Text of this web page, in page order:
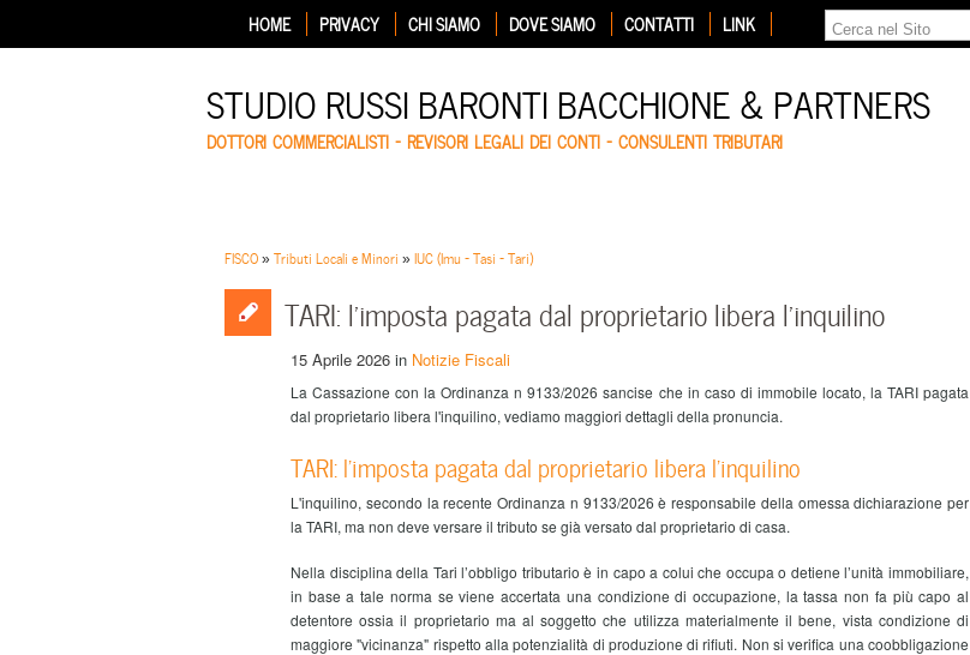
HOME PRIVACY CHI SIAMO DOVE SIAMO CONTATTI LINK
STUDIO RUSSI BARONTI BACCHIONE & PARTNERS
DOTTORI COMMERCIALISTI – REVISORI LEGALI DEI CONTI – CONSULENTI TRIBUTARI
FISCO»Tributi Locali e Minori »IUC (Imu - Tasi - Tari)
TARI: l’imposta pagata dal proprietario libera l’inquilino
15 Aprile 2026 in Notizie Fiscali
La Cassazione con la Ordinanza n 9133/2026 sancise che in caso di immobile locato, la TARI pagata
dal proprietario libera l'inquilino, vediamo maggiori dettagli della pronuncia.
TARI: l’imposta pagata dal proprietario libera l’inquilino
L'inquilino, secondo la recente Ordinanza n 9133/2026 è responsabile della omessa dichiarazione per
la TARI, ma non deve versare il tributo se già versato dal proprietario di casa.
Nella disciplina della Tari l’obbligo tributario è in capo a colui che occupa o detiene l’unità immobiliare,
in base a tale norma se viene accertata una condizione di occupazione, la tassa non fa più capo al
detentore ossia il proprietario ma al soggetto che utilizza materialmente il bene, vista condizione di
maggiore "vicinanza" rispetto alla potenzialità di produzione di rifiuti. Non si verifica una coobbligazione